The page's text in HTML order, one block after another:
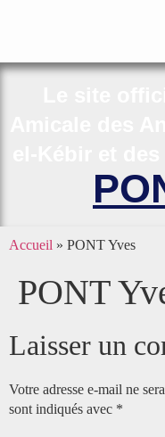
Accueil » PONT Yves
PONT
Laisser un
Votre adresse e-mail ne
sont indiqués avec *